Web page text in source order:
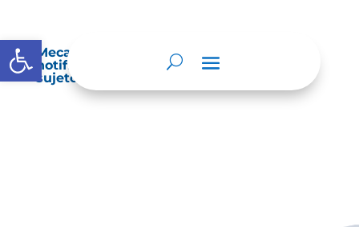
Abrir barra de herramientas
Mecanismos internos de supervisión,
notificación y vigilancia pertinente del
sujeto obligado